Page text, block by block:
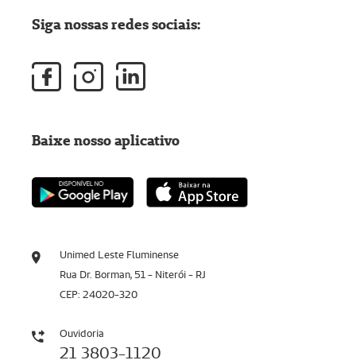
Unimed Leste Fluminense
Rua Dr. Borman, 51 - Niterói - RJ
CEP: 24020-320
Ouvidoria
21 3803-1120
Siga nossas redes sociais:
Baixe nosso aplicativo